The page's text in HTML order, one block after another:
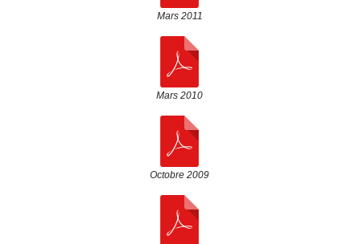
Mars 2011
Mars 2010
Octobre 2009